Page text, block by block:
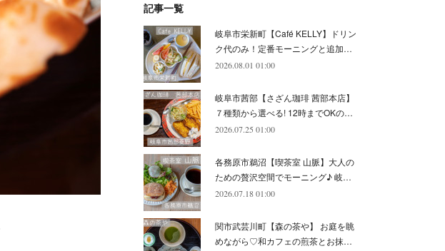
(7
(6
(10)
(5
(6)
(8)
(4)
(6)
( 7)
(9)
(2)
(5)
(1)
(8)
(4)
(7)
(5)
(4)
(4)
(10)
(10)
(6)
(8)
(7)
(6)
(5)
(6)
(8)
(8)
(8)
(8)
(8)
(9)
(9)
(9)
(7)
(11)
(10)
(12)
(16)
(9)
(13)
(8)
(6)
(12)
(6)
記事一覧
岐阜市栄新町【Café KELLY】ドリン
ク代のみ！定番モーニングと追加…
2026.08.01 01:00
岐阜市茜部【さざん珈琲 茜部本店】
７種類から選べる! 12時までOKの…
2026.07.25 01:00
各務原市鵜沼【喫茶室 山脈】大人の
ための贅沢空間でモーニング♪ 岐…
2026.07.18 01:00
関市武芸川町【森の茶や】 お庭を眺
めながら♡和カフェの煎茶とお抹…